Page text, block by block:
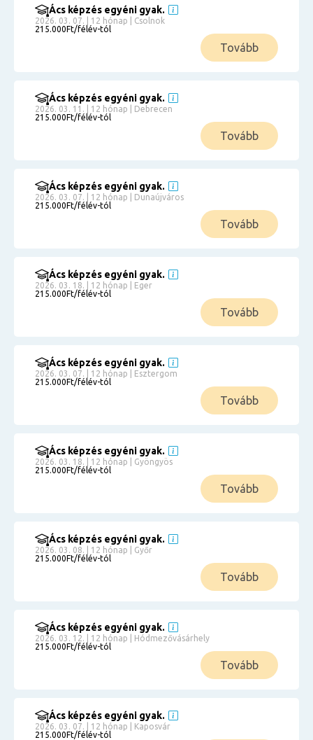
Ács képzés egyéni gyak.
2026. 03. 07. | 12 hónap | Csolnok
215.000Ft/félév-tól
Tovább
Ács képzés egyéni gyak.
2026. 03. 11. | 12 hónap | Debrecen
215.000Ft/félév-tól
Tovább
Ács képzés egyéni gyak.
2026. 03. 07. | 12 hónap | Dunaújváros
215.000Ft/félév-tól
Tovább
Ács képzés egyéni gyak.
2026. 03. 18. | 12 hónap | Eger
215.000Ft/félév-tól
Tovább
Ács képzés egyéni gyak.
2026. 03. 07. | 12 hónap | Esztergom
215.000Ft/félév-tól
Tovább
Ács képzés egyéni gyak.
2026. 03. 18. | 12 hónap | Gyöngyös
215.000Ft/félév-tól
Tovább
Ács képzés egyéni gyak.
2026. 03. 08. | 12 hónap | Győr
215.000Ft/félév-tól
Tovább
Ács képzés egyéni gyak.
2026. 03. 12. | 12 hónap | Hódmezővásárhely
215.000Ft/félév-tól
Tovább
Ács képzés egyéni gyak.
2026. 03. 07. | 12 hónap | Kaposvár
215.000Ft/félév-tól